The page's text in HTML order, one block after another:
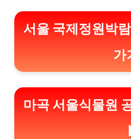
서울 국제정원박
가
마곡 서울식물원